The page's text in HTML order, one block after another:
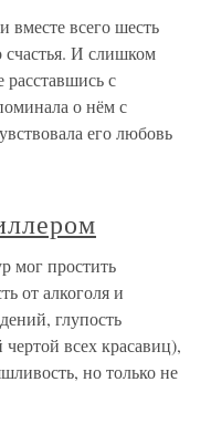
всего шесть
И слишком
с
о нём с
его любовь
мог простить
от алкоголя и
глупость
всех красавиц),
но только не